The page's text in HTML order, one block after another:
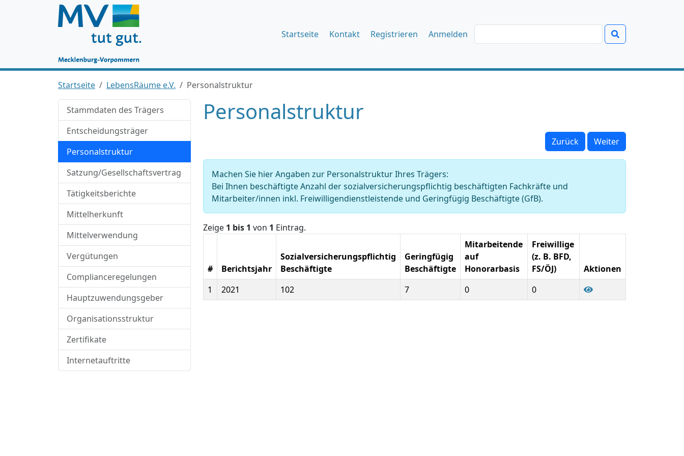
Startseite Kontakt Registrieren Anmelden
Startseite LebensRäume e.V. Personalstruktur
Stammdaten des Trägers
Entscheidungsträger
Personalstruktur
Satzung/Gesellschaftsvertrag
Tätigkeitsberichte
Mittelherkunft
Mittelverwendung
Vergütungen
Complianceregelungen
Hauptzuwendungsgeber
Organisationsstruktur
Zertifikate
Internetauftritte
Personalstruktur
Zurück Weiter
Machen Sie hier Angaben zur Personalstruktur Ihres Trägers:
Bei Ihnen beschäftigte Anzahl der sozialversicherungspflichtig beschäftigten Fachkräfte und
Mitarbeiter/innen inkl. Freiwilligendienstleistende und Geringfügig Beschäftigte (GfB).
Zeige 1 bis 1 von 1 Eintrag.
# Berichtsjahr
Sozialversicherungspflichtig
Beschäftigte
Geringfügig
Beschäftigte
Mitarbeitende
auf
Honorarbasis
Freiwillige
(z. B. BFD,
FS/ÖJ)
Aktionen
1
2021 102 7 0 0